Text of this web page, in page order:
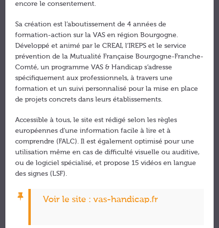
encore le consentement.
Sa création est l’aboutissement de 4 années de
formation-action sur la VAS en région Bourgogne.
Développé et animé par le CREAI, l’IREPS et le service
prévention de la Mutualité Française Bourgogne-Franche-
Comté, un programme VAS & Handicap s’adresse
spécifiquement aux professionnels, à travers une
formation et un suivi personnalisé pour la mise en place
de projets concrets dans leurs établissements.
Accessible à tous, le site est rédigé selon les règles
européennes d’une information facile à lire et à
comprendre (FALC). Il est également optimisé pour une
utilisation même en cas de difficulté visuelle ou auditive,
ou de logiciel spécialisé, et propose 15 vidéos en langue
des signes (LSF).
Voir le site : vas-handicap.fr